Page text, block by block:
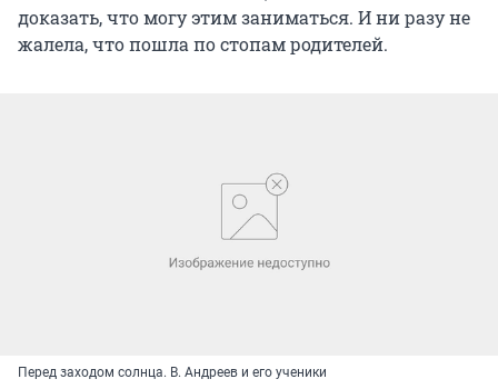
доказать, что могу этим заниматься. И ни разу не
жалела, что пошла по стопам родителей.
Перед заходом солнца. В. Андреев и его ученики